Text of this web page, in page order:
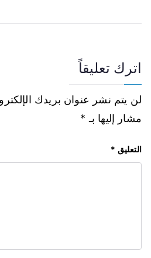
اترك تعليقاً
لن يتم نشر عنوان بريدك
مشار إليها بـ *
التعليق *